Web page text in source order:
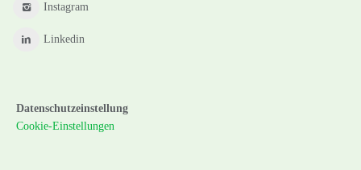
Instagram
Linkedin
Datenschutzeinstellung
Cookie-Einstellungen